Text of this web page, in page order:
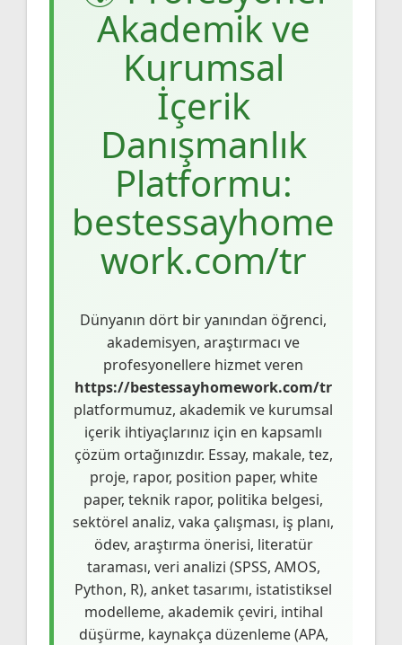
Akademik ve
Kurumsal
İçerik
Danışmanlık
Platformu:
bestessayhome
work.com/tr
Dünyanın dört bir yanından öğrenci,
akademisyen, araştırmacı ve
profesyonellere hizmet veren
https://bestessayhomework.com/tr
platformumuz, akademik ve kurumsal
içerik ihtiyaçlarınız için en kapsamlı
çözüm ortağınızdır. Essay, makale, tez,
proje, rapor, position paper, white
paper, teknik rapor, politika belgesi,
sektörel analiz, vaka çalışması, iş planı,
ödev, araştırma önerisi, literatür
taraması, veri analizi (SPSS, AMOS,
Python, R), anket tasarımı, istatistiksel
modelleme, akademik çeviri, intihal
düşürme, kaynakça düzenleme (APA,